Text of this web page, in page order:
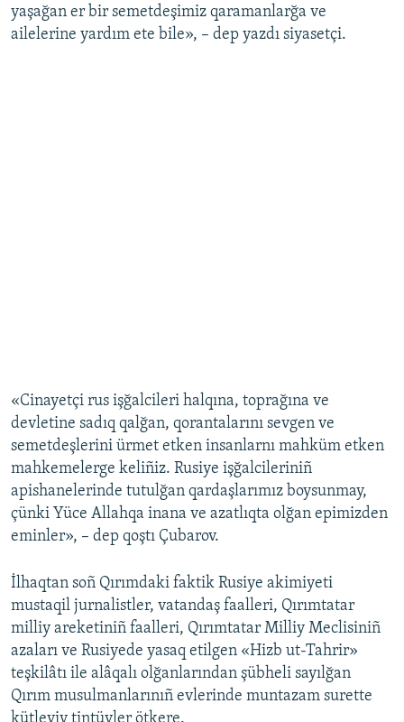
yaşağan er bir semetdeşimiz qaramanlarğa ve
ailelerine yardım ete bile», – dep yazdı siyasetçi.
«Cinayetçi rus işğalcileri halqına, toprağına ve
devletine sadıq qalğan, qorantalarını sevgen ve
semetdeşlerini ürmet etken insanlarnı mahküm etken
mahkemelerge keliñiz. Rusiye işğalcileriniñ
apishanelerinde tutulğan qardaşlarımız boysunmay,
çünki Yüce Allahqa inana ve azatlıqta olğan epimizden
eminler», – dep qoştı Çubarov.
İlhaqtan soñ Qırımdaki faktik Rusiye akimiyeti
mustaqil jurnalistler, vatandaş faalleri, Qırımtatar
milliy areketiniñ faalleri, Qırımtatar Milliy Meclisiniñ
azaları ve Rusiyede yasaq etilgen «Hizb ut-Tahrir»
teşkilâtı ile alâqalı olğanlarından şübheli sayılğan
Qırım musulmanlarınıñ evlerinde muntazam surette